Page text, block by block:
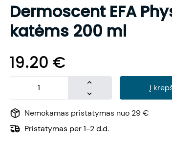
Dermoscent EFA
katėms 200 ml
19.20 €
Į
Nemokamas pristatymas nuo 29 €
Pristatymas per 1-2 d.d.